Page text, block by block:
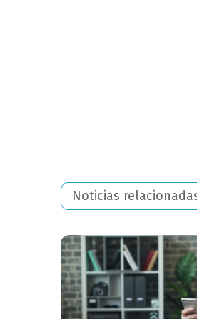
Noticias